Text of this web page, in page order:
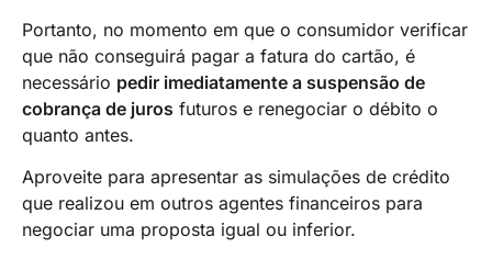
Portanto, no momento em que o consumidor verificar
que não conseguirá pagar a fatura do cartão, é
necessário pedir imediatamente a suspensão de
cobrança de juros futuros e renegociar o débito o
quanto antes.
Aproveite para apresentar as simulações de crédito
que realizou em outros agentes financeiros para
negociar uma proposta igual ou inferior.